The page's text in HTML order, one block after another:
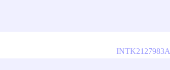
INTK2127983A